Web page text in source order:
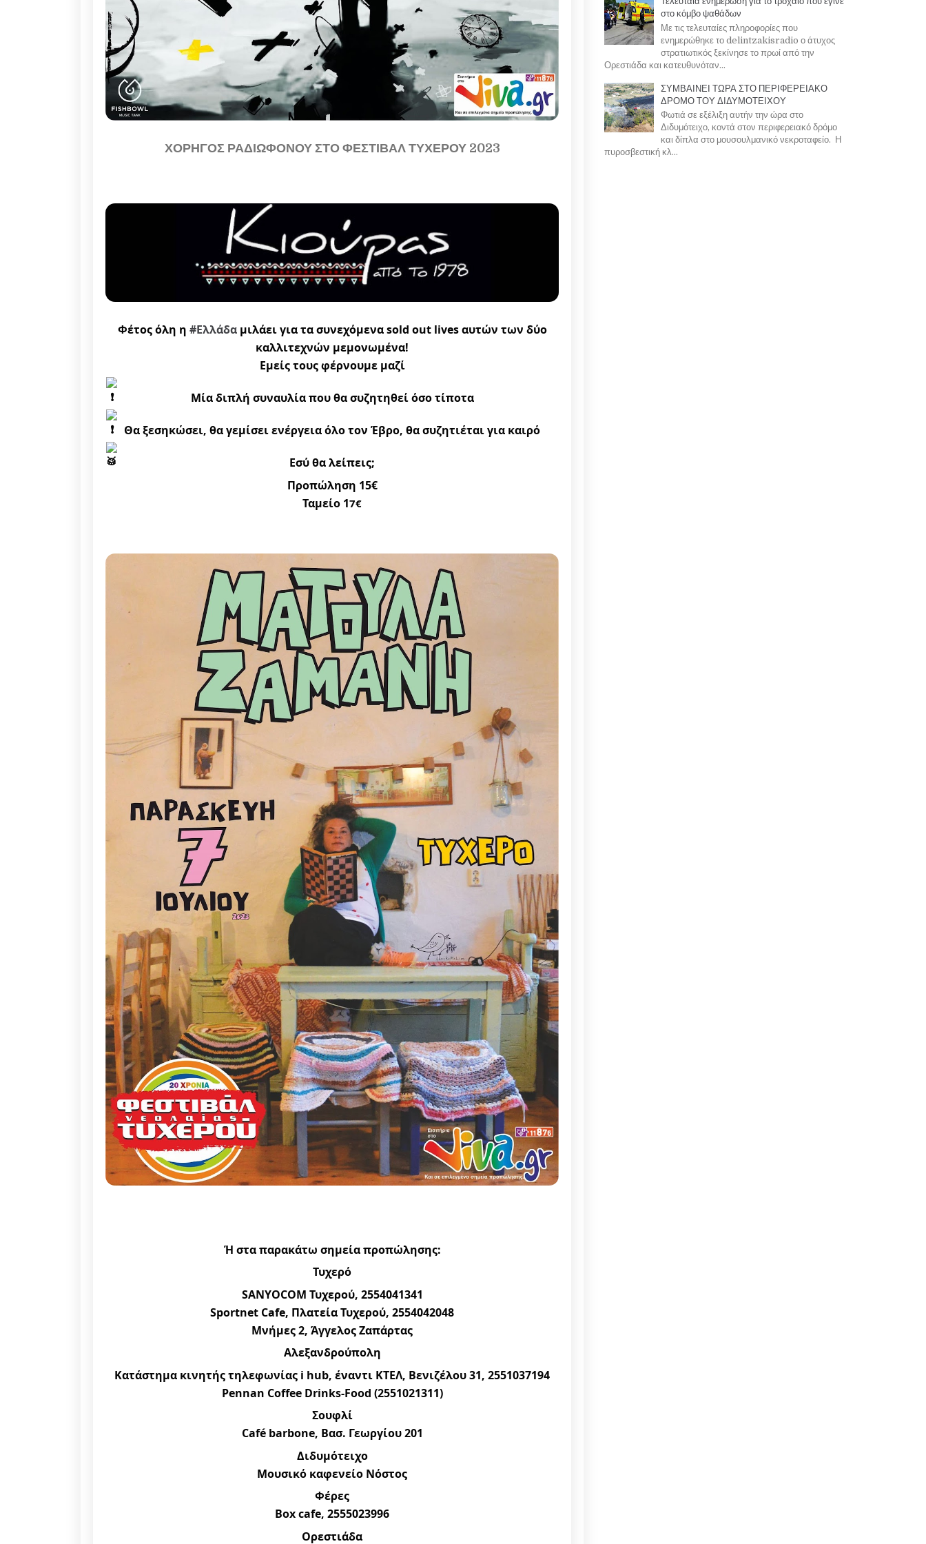
ΧΟΡΗΓΟΣ ΡΑΔΙΩΦΟΝΟΥ ΣΤΟ ΦΕΣΤΙΒΑΛ ΤΥΧΕΡΟΥ 2023
Φέτος όλη η #Ελλάδαμιλάει για τα συνεχόμενα sold out lives αυτών των δύο
καλλιτεχνών μεμονωμένα!
Εμείς τους φέρνουμε μαζί
Μία διπλή συναυλία που θα συζητηθεί όσο τίποτα
Θα ξεσηκώσει, θα γεμίσει ενέργεια όλο τον Έβρο, θα συζητιέται για καιρό
Εσύ θα λείπεις;
Προπώληση 15€
Ταμείο 17€
Ή στα παρακάτω σημεία προπώλησης:
Τυχερό
SANYOCOM Τυχερού, 2554041341
Sportnet Cafe, Πλατεία Τυχερού, 2554042048
Μνήμες 2, Άγγελος Ζαπάρτας
Αλεξανδρούπολη
Κατάστημα κινητής τηλεφωνίας i hub, έναντι ΚΤΕΛ, Βενιζέλου 31, 2551037194
Pennan Coffee Drinks-Food (2551021311)
Σουφλί
Café barbone, Βασ. Γεωργίου 201
Διδυμότειχο
Μουσικό καφενείο Νόστος
Φέρες
Box cafe, 2555023996
Ορεστιάδα
στο κόμβο ψαθάδων
Με τις τελευταίες πληροφορίες που
ενημερώθηκε το delintzakisradio ο άτυχος
στρατιωτικός ξεκίνησε το πρωί από την
Ορεστιάδα και κατευθυνόταν...
ΣΥΜΒΑΙΝΕΙ ΤΩΡΑ ΣΤΟ ΠΕΡΙΦΕΡΕΙΑΚΟ
ΔΡΟΜΟ ΤΟΥ ΔΙΔΥΜΟΤΕΙΧΟΥ
Φωτιά σε εξέλιξη αυτήν την ώρα στο
Διδυμότειχο, κοντά στον περιφερειακό δρόμο
και δίπλα στο μουσουλμανικό νεκροταφείο. Η
πυροσβεστική κλ...